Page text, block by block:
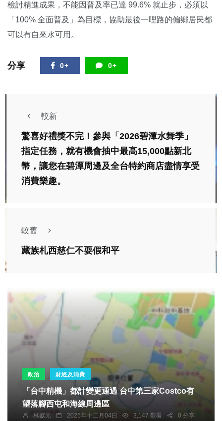
檢討精進成果，不能因普及率已達 99.6% 就止步，必須以
「100% 全面普及」為目標，協助最後一哩路的偏鄉居民都
可以有自來水可用。
分享 0+ 0+
較新
驚喜好禮獎不完！參與「2026碧潭水舞季」
指定任務，就有機會抽中最高15,000點新北
幣，讓您在碧潭周邊及全台特約商店盡情享受
消費樂趣。
較舊
藏族札西慈仁不耍假和平
政治 財經及消費
「台中精機」都計變更通過 台中第三家Costco有
望落腳西屯和海線周邊區
林獻元 2025年十二月04日 3,147 觀看 0 分享